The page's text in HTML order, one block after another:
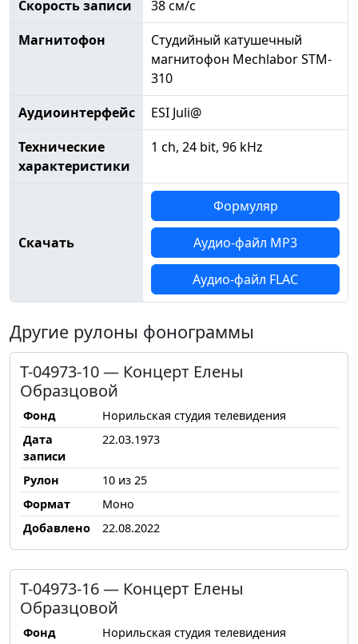
Скорость записи
38 см/с
Магнитофон
Студийный катушечный
магнитофон Mechlabor STM-
310
Аудиоинтерфейс
ESI Juli@
Технические
характеристики
1 ch, 24 bit, 96 kHz
Скачать
Формуляр
Аудио-файл MP3
Аудио-файл FLAC
Другие рулоны фонограммы
Т-04973-10 — Концерт Елены
Образцовой
Фонд
Норильская студия телевидения
Дата
записи
22.03.1973
Рулон
10 из 25
Формат
Моно
Добавлено
22.08.2022
Т-04973-16 — Концерт Елены
Образцовой
Фонд
Норильская студия телевидения